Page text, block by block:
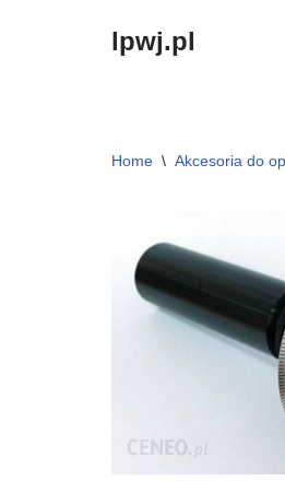
lpwj.pl
Home \ Akcesoria do